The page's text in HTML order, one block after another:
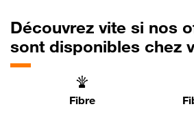
Découvrez vite si nos
sont disponibles chez
Fibre